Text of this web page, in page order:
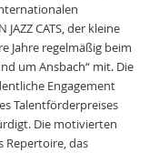
CATS, der kleine
Jahre regelmäßig beim
um Ansbach“ mit. Die
Engagement
Talentförderpreises
Die motivierten
Repertoire, das